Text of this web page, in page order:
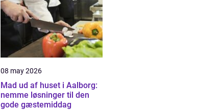
08 may 2026
Mad ud af huset i Aalborg:
nemme løsninger til den
gode gæstemiddag